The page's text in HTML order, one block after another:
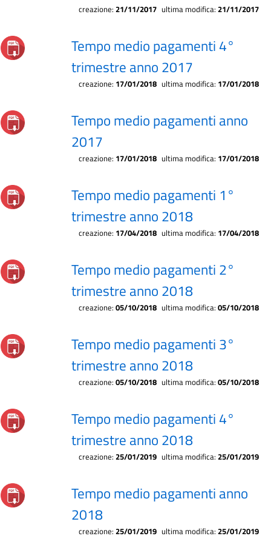
creazione: 21/11/2017 ultima modifica: 21/11/2017
Tempo medio pagamenti 4°
trimestre anno 2017
creazione: 17/01/2018 ultima modifica: 17/01/2018
Tempo medio pagamenti anno
2017
creazione: 17/01/2018 ultima modifica: 17/01/2018
Tempo medio pagamenti 1°
trimestre anno 2018
creazione: 17/04/2018 ultima modifica: 17/04/2018
Tempo medio pagamenti 2°
trimestre anno 2018
creazione: 05/10/2018 ultima modifica: 05/10/2018
Tempo medio pagamenti 3°
trimestre anno 2018
creazione: 05/10/2018 ultima modifica: 05/10/2018
Tempo medio pagamenti 4°
trimestre anno 2018
creazione: 25/01/2019 ultima modifica: 25/01/2019
Tempo medio pagamenti anno
2018
creazione: 25/01/2019 ultima modifica: 25/01/2019